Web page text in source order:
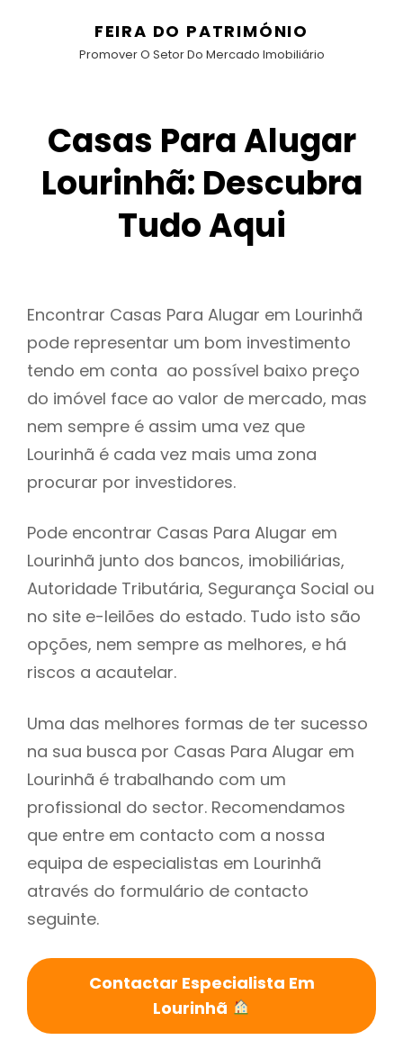
FEIRA DO PATRIMÓNIO
Promover O Setor Do Mercado Imobiliário
Casas Para Alugar
Lourinhã: Descubra
Tudo Aqui
Encontrar Casas Para Alugar em Lourinhã
pode representar um bom investimento
tendo em conta ao possível baixo preço
do imóvel face ao valor de mercado, mas
nem sempre é assim uma vez que
Lourinhã é cada vez mais uma zona
procurar por investidores.
Pode encontrar Casas Para Alugar em
Lourinhã junto dos bancos, imobiliárias,
Autoridade Tributária, Segurança Social ou
no site e-leilões do estado. Tudo isto são
opções, nem sempre as melhores, e há
riscos a acautelar.
Uma das melhores formas de ter sucesso
na sua busca por Casas Para Alugar em
Lourinhã é trabalhando com um
profissional do sector. Recomendamos
que entre em contacto com a nossa
equipa de especialistas em Lourinhã
através do formulário de contacto
seguinte.
Contactar Especialista Em
Lourinhã